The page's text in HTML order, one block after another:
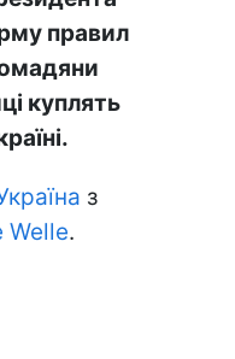
правил
куплять
з
Welle.